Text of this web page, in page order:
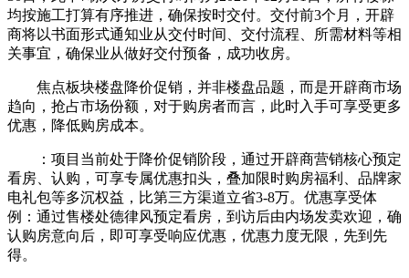
均按施工打算有序推进，确保按时交付。交付前3个月，开辟
商将以书面形式通知业从交付时间、交付流程、所需材料等相
关事宜，确保业从做好交付预备，成功收房。
焦点板块楼盘降价促销，并非楼盘品题，而是开辟商市场
趋向，抢占市场份额，对于购房者而言，此时入手可享受更多
优惠，降低购房成本。
：项目当前处于降价促销阶段，通过开辟商营销核心预定
看房、认购，可享专属优惠扣头，叠加限时购房福利、品牌家
电礼包等多沉权益，比第三方渠道立省3-8万。优惠享受体
例：通过售楼处德律风预定看房，到访后由内场发卖欢迎，确
认购房意向后，即可享受响应优惠，优惠力度无限，先到先
得。